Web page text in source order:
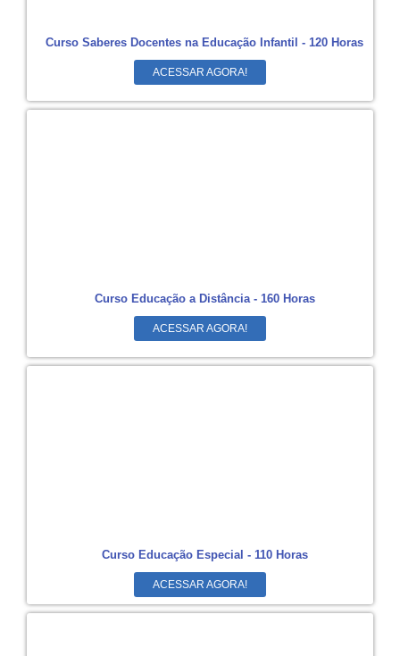
Curso Saberes Docentes na Educação Infantil - 120 Horas
ACESSAR AGORA!
Curso Educação a Distância - 160 Horas
ACESSAR AGORA!
Curso Educação Especial - 110 Horas
ACESSAR AGORA!